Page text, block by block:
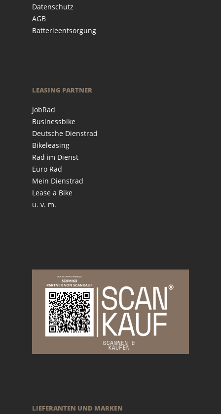
Datenschutz
AGB
Batterieentsorgung
LEASING PARTNER
JobRad
Businessbike
Deutsche Dienstrad
Bikeleasing
Rad im Dienst
Euro Rad
Mein Dienstrad
Lease a Bike
u. v. m.
LIEFERANTEN UND MARKEN